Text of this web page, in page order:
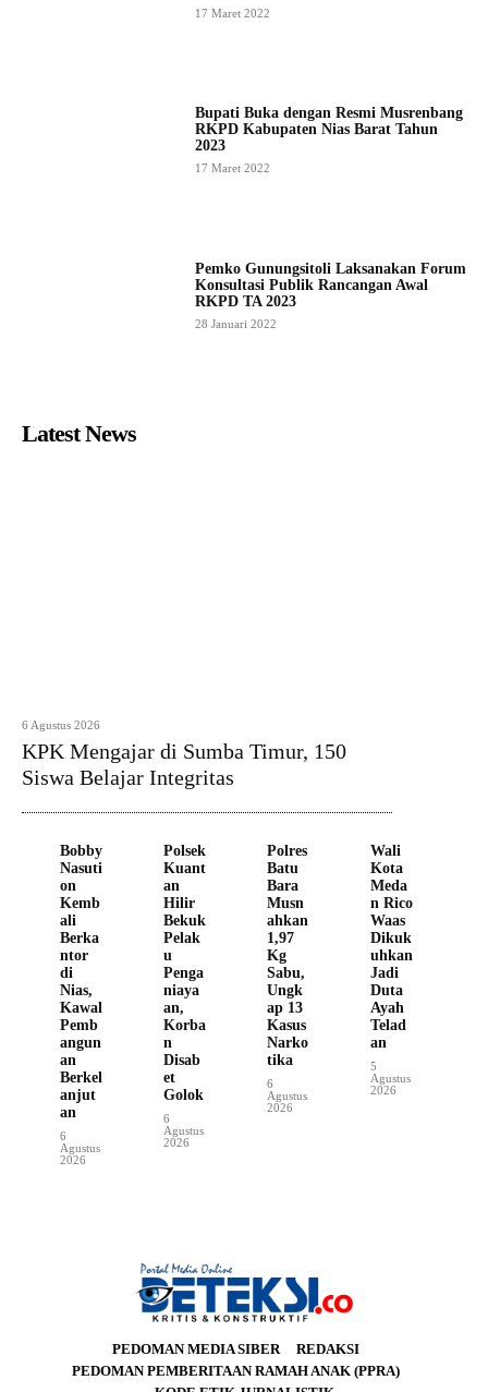
17 Maret 2022
Bupati Buka dengan Resmi Musrenbang
RKPD Kabupaten Nias Barat Tahun
2023
17 Maret 2022
Pemko Gunungsitoli Laksanakan Forum
Konsultasi Publik Rancangan Awal
RKPD TA 2023
28 Januari 2022
Latest News
6 Agustus 2026
KPK Mengajar di Sumba Timur, 150
Siswa Belajar Integritas
Bobby
Nasuti
on
Kemb
ali
Berka
ntor
di
Nias,
Kawal
Pemb
angun
an
Berkel
anjut
an
6
Agustus
2026
Polsek
Kuant
an
Hilir
Bekuk
Pelak
u
Penga
niaya
an,
Korba
n
Disab
et
Golok
6
Agustus
2026
Polres
Batu
Bara
Musn
ahkan
1,97
Kg
Sabu,
Ungk
ap 13
Kasus
Narko
tika
6
Agustus
2026
Wali
Kota
Meda
n Rico
Waas
Dikuk
uhkan
Jadi
Duta
Ayah
Telad
an
5
Agustus
2026
PEDOMAN MEDIA SIBER
REDAKSI
PEDOMAN PEMBERITAAN RAMAH ANAK (PPRA)